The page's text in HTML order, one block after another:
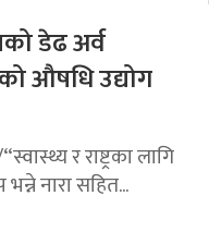
डेढ अर्व
औषधि उद्योग
र राष्ट्रका लागि
नारा सहित...